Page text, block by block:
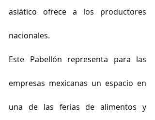
asiático ofrece a los productores
nacionales.
Este Pabellón representa para las
empresas mexicanas un espacio en
una de las ferias de alimentos y